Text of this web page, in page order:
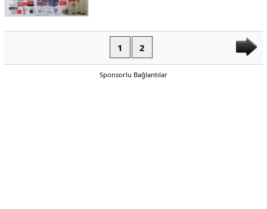
1 2
Sponsorlu Bağlantılar